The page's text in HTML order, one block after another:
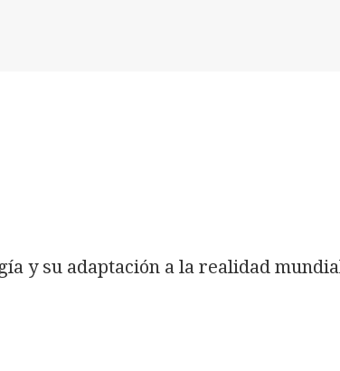
y su adaptación a la realidad